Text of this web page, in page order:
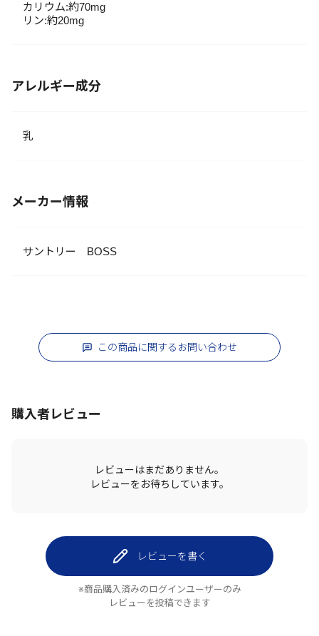
カリウム:約70mg
リン:約20mg
アレルギー成分
乳
メーカー情報
サントリー BOSS
この商品に関するお問い合わせ
購入者レビュー
レビューはまだありません。
レビューをお待ちしています。
レビューを書く
※商品購入済みのログインユーザーのみ
レビューを投稿できます